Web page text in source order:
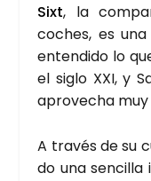
Sixt, la
coches, es
enten­di­do lo
el siglo XXI, y
apro­ve­cha muy
A tra­vés de su
do una sen­ci­lla